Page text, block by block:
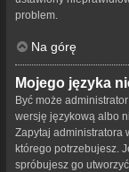
problem.
Na górę
Mojego języka
Być może
wersję językową albo
Zapytaj administratora
którego potrzebujesz.
spróbujesz go